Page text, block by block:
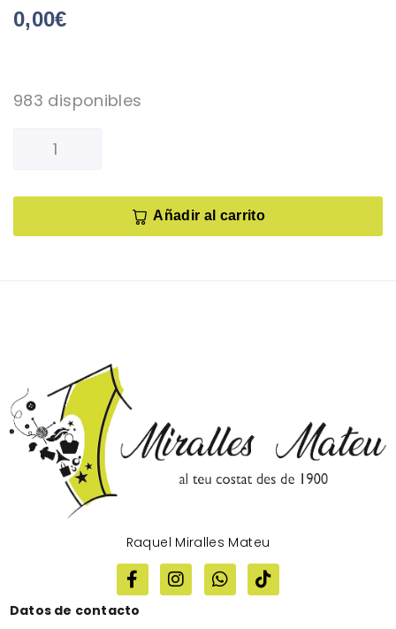
0,00€
983 disponibles
Añadir al carrito
Raquel Miralles Mateu
Datos de contacto